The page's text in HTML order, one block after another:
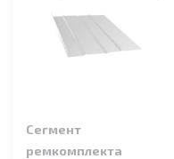
Сегмент
ремкомплекта